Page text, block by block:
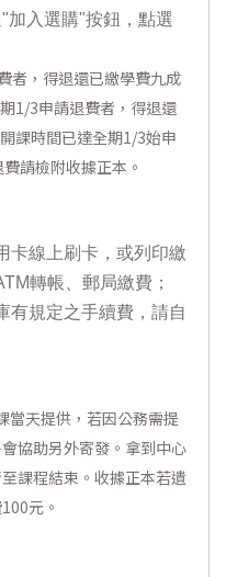
加入選購"按鈕，點選
者，得退還已繳學費九成
1/3申請退費者，得退還
課時間已達全期1/3始申
請檢附收據正本。
卡線上刷卡，或列印繳
轉帳、郵局繳費；
有規定之手續費，請自
當天提供，若因公務需提
協助另外寄發。拿到中心
課程結束。收據正本若遺
元。